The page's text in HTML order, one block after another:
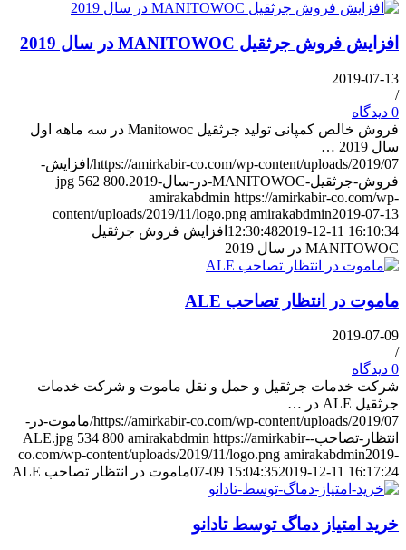
افزایش فروش جرثقیل MANITOWOC در سال 2019
2019-07-13
/
0 دیدگاه
فروش خالص کمپانی تولید جرثقیل Manitowoc در سه ماهه اول
سال 2019 …
https://amirkabir-co.com/wp-content/uploads/2019/07/افزایش-
فروش-جرثقیل-MANITOWOC-در-سال-2019.jpg
562 800
amirakabdmin https://amirkabir-co.com/wp-
content/uploads/2019/11/logo.png amirakabdmin2019-07-13
12:30:482019-12-11 16:10:34
افزایش فروش جرثقیل
MANITOWOC در سال 2019
ماموت در انتظار تصاحب ALE
2019-07-09
/
0 دیدگاه
شرکت خدمات جرثقیل و حمل و نقل ماموت و شرکت خدمات
جرثقیل ALE در …
https://amirkabir-co.com/wp-content/uploads/2019/07/ماموت-در-
انتظار-تصاحب-ALE.jpg
534 800 amirakabdmin https://amirkabir-
co.com/wp-content/uploads/2019/11/logo.png amirakabdmin2019-
07-09 15:04:352019-12-11 16:17:24 ماموت در انتظار تصاحب ALE
خرید امتیاز دماگ توسط تادانو